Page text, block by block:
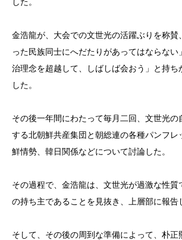
金浩龍が、大会での文世光の活躍ぶりを称賛
った民族同士にへだたりがあってはならない
治理念を超越して、しばしば会おう」と持ち
した。
その後一年間にわたって毎月二回、文世光の
する北朝鮮共産集団と朝総連の各種パンフレ
鮮情勢、韓日関係などについて討論した。
その過程で、金浩龍は、文世光が過激な性質
の持ち主であることを見抜き、上層部に報告
そして、その後の周到な準備によって、朴正